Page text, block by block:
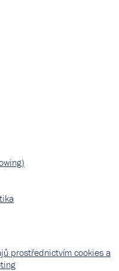
prostřednictvím cookies a